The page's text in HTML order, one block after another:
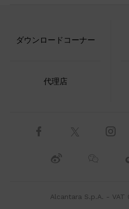
ダウンロードコーナー
代理店
Alcantara S.p.A. - VAT